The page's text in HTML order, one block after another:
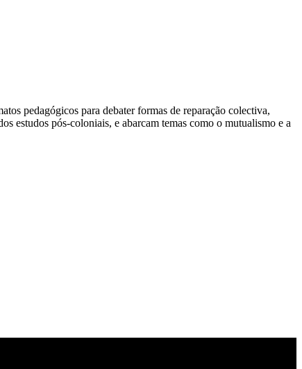
pedagógicos para debater formas de reparação colectiva,
estudos pós-coloniais, e abarcam temas como o mutualismo e a